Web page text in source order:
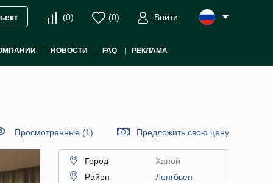
(0) (0) Войти
НОВОСТИ FAQ РЕКЛАМА
Просмотренные (1) Предложить свою цену
Город
Ханой
Район
Лонгбьен